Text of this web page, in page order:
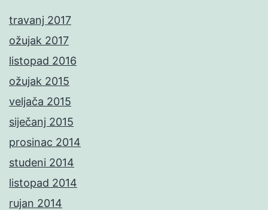
travanj 2017
ožujak 2017
listopad 2016
ožujak 2015
veljača 2015
siječanj 2015
prosinac 2014
studeni 2014
listopad 2014
rujan 2014